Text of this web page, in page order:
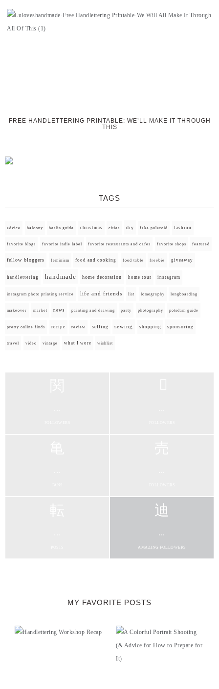
FREE HANDLETTERING PRINTABLE: WE’LL MAKE IT THROUGH
THIS
TAGS
advice balcony berlin guide christmas cities diy fake polaroid fashion
favorite blogs favorite indie label favorite restaurants and cafes favorite shops featured
fellow bloggers feminism food and cooking food table freebie giveaway
handlettering handmade home decoration home tour instagram
instagram photo printing service life and friends list lomography longboarding
makeover market news painting and drawing party photography potsdam guide
pretty online finds recipe review selling sewing shopping sponsoring
travel video vintage what I wore wishlist
...
AMAZING FOLLOWERS
MY FAVORITE POSTS